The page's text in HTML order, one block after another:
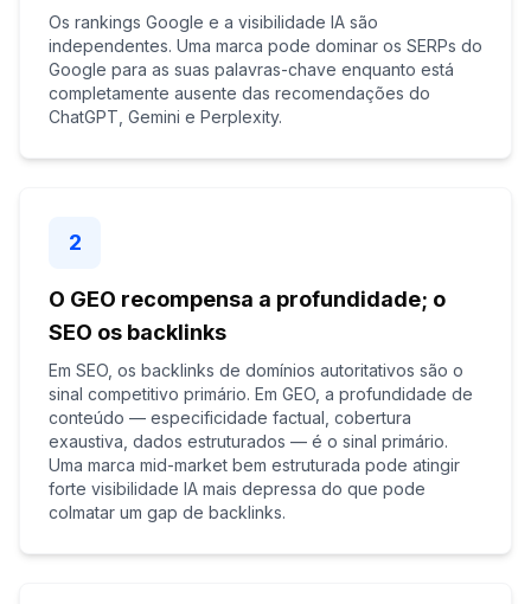
Os rankings Google e a visibilidade IA são
independentes. Uma marca pode dominar os SERPs do
Google para as suas palavras-chave enquanto está
completamente ausente das recomendações do
ChatGPT, Gemini e Perplexity.
2
O GEO recompensa a profundidade; o
SEO os backlinks
Em SEO, os backlinks de domínios autoritativos são o
sinal competitivo primário. Em GEO, a profundidade de
conteúdo — especificidade factual, cobertura
exaustiva, dados estruturados — é o sinal primário.
Uma marca mid-market bem estruturada pode atingir
forte visibilidade IA mais depressa do que pode
colmatar um gap de backlinks.